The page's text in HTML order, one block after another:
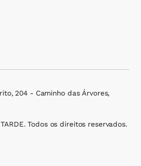
204 - Caminho das Árvores,
Todos os direitos reservados.